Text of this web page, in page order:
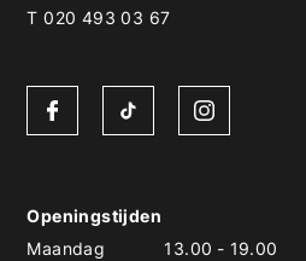
T 020 493 03 67
Openingstijden
Maandag
13.00 - 19.00